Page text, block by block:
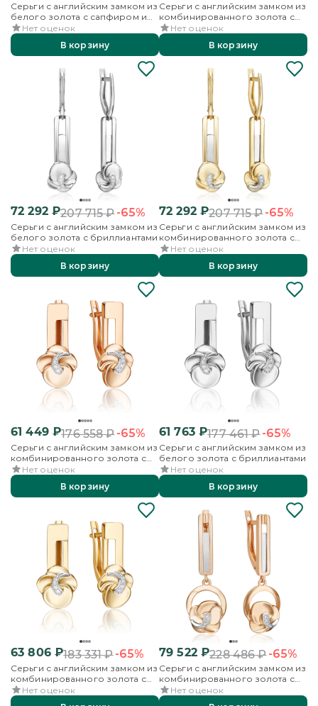
Серьги с английским замком из
белого золота с сапфиром и
бриллиантами
Нет оценок
В корзину
Серьги с английским замком из
комбинированного золота с
бриллиантами
Нет оценок
В корзину
72 292₽207 715₽-65%
Серьги с английским замком из
белого золота с бриллиантами
Нет оценок
В корзину
72 292₽207 715₽-65%
Серьги с английским замком из
комбинированного золота с
бриллиантами
Нет оценок
В корзину
61 449₽176 558₽-65%
Серьги с английским замком из
комбинированного золота с
бриллиантами
Нет оценок
В корзину
61 763₽177 461₽-65%
Серьги с английским замком из
белого золота с бриллиантами
Нет оценок
В корзину
63 806₽183 331₽-65%
Серьги с английским замком из
комбинированного золота с
бриллиантами
Нет оценок
79 522₽228 486₽-65%
Серьги с английским замком из
комбинированного золота с
бриллиантами
Нет оценок